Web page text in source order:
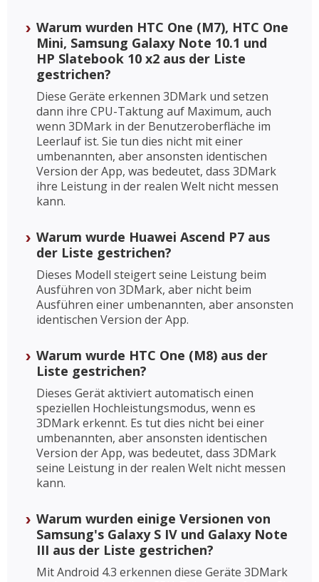
Warum wurden HTC One (M7), HTC One
Mini, Samsung Galaxy Note 10.1 und
HP Slatebook 10 x2 aus der Liste
gestrichen?
Diese Geräte erkennen 3DMark und setzen
dann ihre CPU-Taktung auf Maximum, auch
wenn 3DMark in der Benutzeroberfläche im
Leerlauf ist. Sie tun dies nicht mit einer
umbenannten, aber ansonsten identischen
Version der App, was bedeutet, dass 3DMark
ihre Leistung in der realen Welt nicht messen
kann.
Warum wurde Huawei Ascend P7 aus
der Liste gestrichen?
Dieses Modell steigert seine Leistung beim
Ausführen von 3DMark, aber nicht beim
Ausführen einer umbenannten, aber ansonsten
identischen Version der App.
Warum wurde HTC One (M8) aus der
Liste gestrichen?
Dieses Gerät aktiviert automatisch einen
speziellen Hochleistungsmodus, wenn es
3DMark erkennt. Es tut dies nicht bei einer
umbenannten, aber ansonsten identischen
Version der App, was bedeutet, dass 3DMark
seine Leistung in der realen Welt nicht messen
kann.
Warum wurden einige Versionen von
Samsung's Galaxy S IV und Galaxy Note
III aus der Liste gestrichen?
Mit Android 4.3 erkennen diese Geräte 3DMark